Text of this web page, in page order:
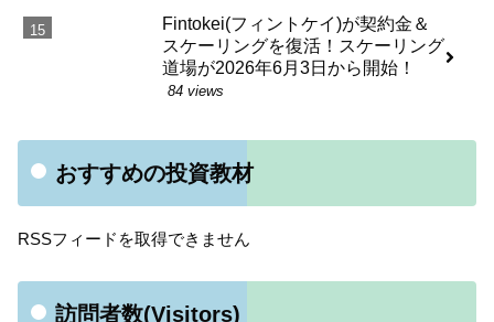
Fintokei(フィントケイ)が契約金＆
スケーリングを復活！スケーリング
道場が2026年6月3日から開始！
84 views
おすすめの投資教材
RSSフィードを取得できません
訪問者数(Visitors)